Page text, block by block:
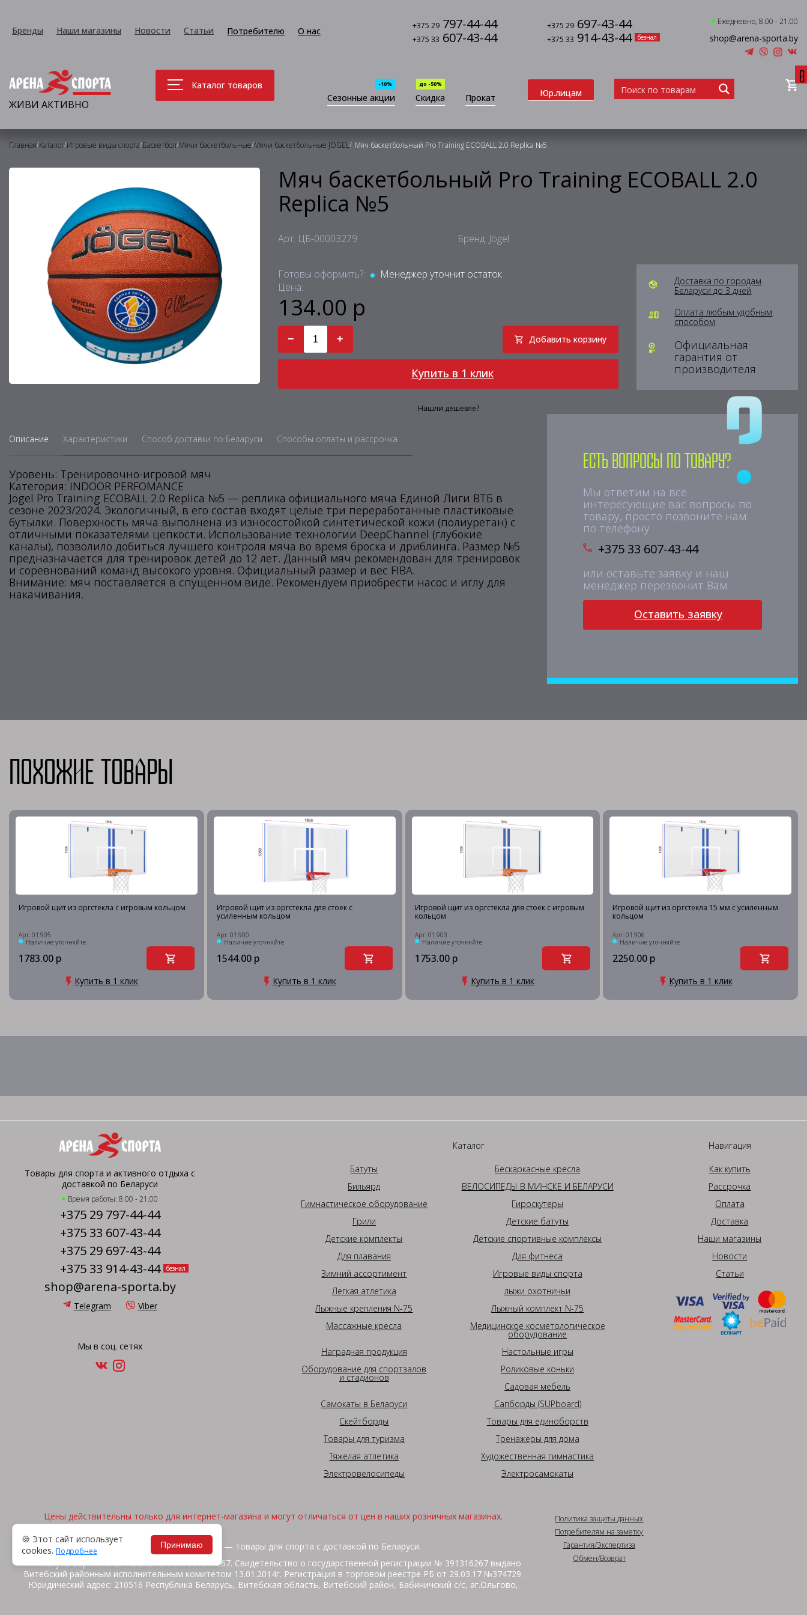
Бренды Наши магазины Новости Статьи Потребителю О нас +375 29 797-44-44 +375 29 697-43-44
+375 33 607-43-44 +375 33 914-43-44 безнал
Ежедневно, 8.00 - 21.00
shop@arena-sporta.by
ЖИВИ АКТИВНО
Каталог товаров
Сезонные акции
-10%
Скидка
до -50%
Прокат Юр.лицам
0
Главная/Каталог/Игровые виды спорта/Баскетбол/Мячи баскетбольные/Мячи баскетбольные JOGEL/ Мяч баскетбольный Pro Training ECOBALL 2.0 Replica №5
Мяч баскетбольный Pro Training ECOBALL 2.0
Replica №5
Арт: ЦБ-00003279 Бренд: Jögel
Готовы оформить?:
Менеджер уточнит остаток
Цена:
134.00 р
− + Добавить корзину
Купить в 1 клик
Нашли дешевле?
Доставка по городам
Беларуси до 3 дней
Оплата любым удобным
способом
Официальная
гарантия от
производителя
Описание Характеристики Способ доставки по Беларуси Способы оплаты и рассрочка
Уровень: Тренировочно-игровой мяч
Категория: INDOOR PERFOMANCE
Jögel Pro Training ECOBALL 2.0 Replica №5 — реплика официального мяча Единой Лиги ВТБ в
сезоне 2023/2024. Экологичный, в его состав входят целые три переработанные пластиковые
бутылки. Поверхность мяча выполнена из износостойкой синтетической кожи (полиуретан) с
отличными показателями цепкости. Использование технологии DeepChannel (глубокие
каналы), позволило добиться лучшего контроля мяча во время броска и дриблинга. Размер №5
предназначается для тренировок детей до 12 лет. Данный мяч рекомендован для тренировок
и соревнований команд высокого уровня. Официальный размер и вес FIBA.
Внимание: мяч поставляется в спущенном виде. Рекомендуем приобрести насос и иглу для
накачивания.
Есть вопросы по товару?
Мы ответим на все
интересующие вас вопросы по
товару, просто позвоните нам
по телефону
+375 33 607-43-44
или оставьте заявку и наш
менеджер перезвонит Вам
Оставить заявку
Похожие товары
Игровой щит из оргстекла с игровым кольцом
Арт: 01.905
Наличие уточняйте
1783.00 р
Купить в 1 клик
Игровой щит из оргстекла для стоек с
усиленным кольцом
Арт: 01.900
Наличие уточняйте
1544.00 р
Купить в 1 клик
Игровой щит из оргстекла для стоек с игровым
кольцом
Арт: 01.903
Наличие уточняйте
1753.00 р
Купить в 1 клик
Игровой щит из оргстекла 15 мм с усиленным
кольцом
Арт: 01.906
Наличие уточняйте
2250.00 р
Купить в 1 клик
Товары для спорта и активного отдыха с
доставкой по Беларуси
Время работы: 8.00 - 21.00
+375 29 797-44-44
+375 33 607-43-44
+375 29 697-43-44
+375 33 914-43-44
безнал
shop@arena-sporta.by
Telegram Viber
Мы в соц. сетях
Каталог
Батуты
Бескаркасные кресла
Бильярд
ВЕЛОСИПЕДЫ В МИНСКЕ И БЕЛАРУСИ
Гимнастическое оборудование
Гироскутеры
Грили
Детские батуты
Детские комплекты
Детские спортивные комплексы
Для плавания
Для фитнеса
Зимний ассортимент
Игровые виды спорта
Легкая атлетика
лыжи охотничьи
Лыжные крепления N-75
Лыжный комплект N-75
Массажные кресла
Медицинское косметологическое
оборудование
Наградная продукция
Настольные игры
Оборудование для спортзалов
и стадионов
Роликовые коньки
Садовая мебель
Самокаты в Беларуси
Сапборды (SUPboard)
Скейтборды
Товары для единоборств
Товары для туризма
Тренажеры для дома
Тяжелая атлетика
Художественная гимнастика
Электровелосипеды
Электросамокаты
Навигация
Как купить
Рассрочка
Оплата
Доставка
Наши магазины
Новости
Статьи
Цены действительны только для интернет-магазина и могут отличаться от цен в наших розничных магазинах.
2026, © "Арена спорта" — товары для спорта с доставкой по Беларуси.
ИП Жакуть Вероника Витальевна. УНП 391316267. Свидетельство о государственной регистрации № 391316267 выдано
Витебский районным исполнительным комитетом 13.01.2014г. Регистрация в торговом реестре РБ от 29.03.17 №374729.
Юридический адрес: 210516 Республика Беларусь, Витебская область, Витебский район, Бабиничский с/с, аг.Ольгово,
Политика защиты данных
Потребителям на заметку
Гарантия/Экспертиза
Обмен/Возврат
🍪 Этот сайт использует
cookies. Подробнее
Принимаю